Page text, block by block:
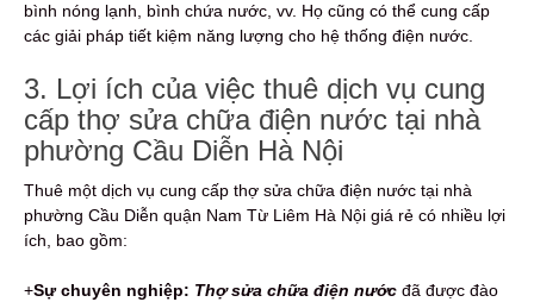
bình nóng lạnh, bình chứa nước, vv. Họ cũng có thể cung cấp
các giải pháp tiết kiệm năng lượng cho hệ thống điện nước.
3. Lợi ích của việc thuê dịch vụ cung
cấp thợ sửa chữa điện nước tại nhà
phường Cầu Diễn Hà Nội
Thuê một dịch vụ cung cấp thợ sửa chữa điện nước tại nhà
phường Cầu Diễn quận Nam Từ Liêm Hà Nội giá rẻ có nhiều lợi
ích, bao gồm:
+Sự chuyên nghiệp: Thợ sửa chữa điện nước đã được đào